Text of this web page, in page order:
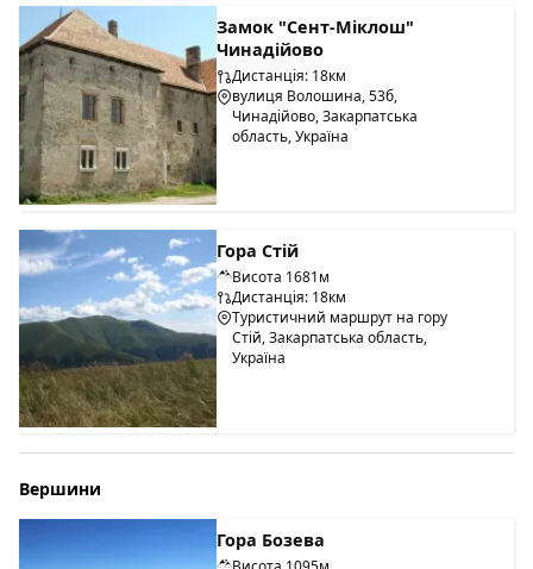
Замок "Сент-Міклош"
Чинадійово
Дистанція: 18км
вулиця Волошина, 53б,
Чинадійово, Закарпатська
область, Україна
Гора Стій
Висота 1681м
Дистанція: 18км
Туристичний маршрут на гору
Стій, Закарпатська область,
Україна
Вершини
Гора Бозева